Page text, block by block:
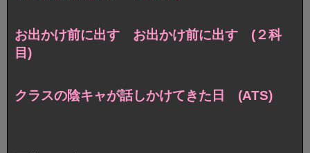
お出かけ前に出す お出かけ前に出す (２科
目)
クラスの陰キャが話しかけてきた日 (ATS)